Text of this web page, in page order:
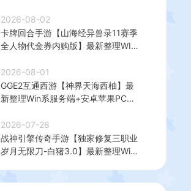
理后台+GM授权后台+简易安卓客户
端+详细搭建教程+视频教程
2026-08-02
卡牌回合手游【山海经异兽录11赛季
全人物代金券内购版】最新整理WIN
+热更修改工具+安卓+详细搭建教程
2026-08-01
GGE2互通西游【神界天海西柚】最
新整理Win系服务端+安卓苹果PC三
建教程
2026-07-28
战神引擎传奇手游【独家修复三职业
岁月无限刀-白猪3.0】最新整理Win